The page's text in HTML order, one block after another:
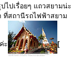
ไปเรื่อยๆ แถวสยามน่ะ
สถานีรถไฟฟ้าสยาม
ะ [